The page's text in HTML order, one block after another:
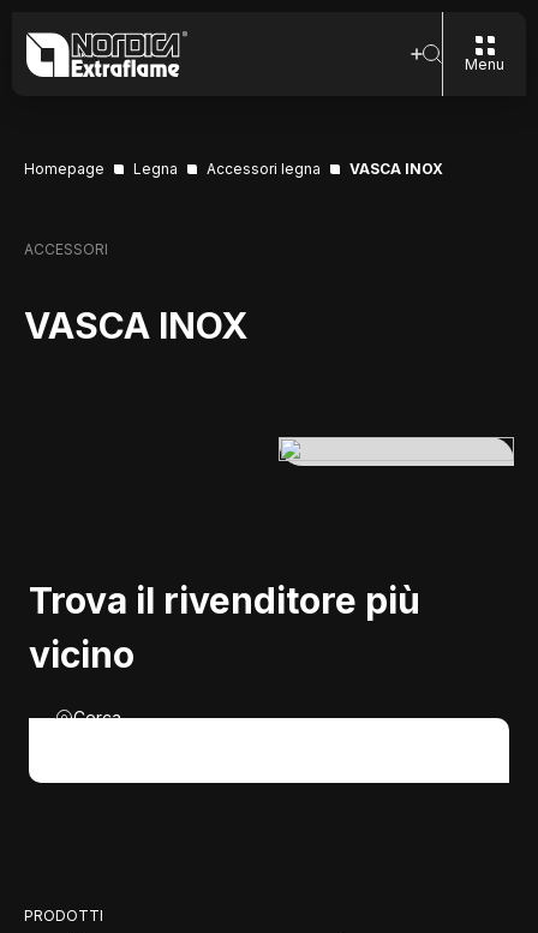
Menu
Homepage Legna Accessori legna VASCA INOX
ACCESSORI
VASCA INOX
Trova il rivenditore più
vicino
Cerca
PRODOTTI